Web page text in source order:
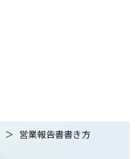
営業報告書書き方